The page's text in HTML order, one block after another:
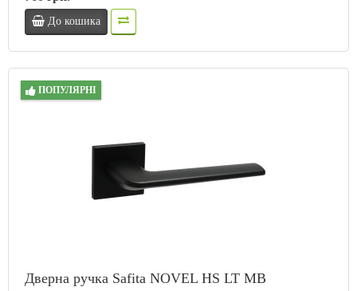
До кошика
ПОПУЛЯРНІ
Дверна ручка Safita NOVEL HS LT MB